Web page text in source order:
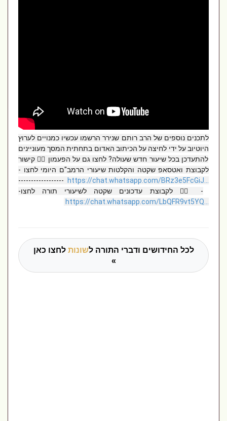
לתכנים נוספים של הרב רותם שנירר הרשמו עכשיו כמנויים לערוץ
היוטיוב על ידי לחיצה על הכיתוב האדום בתחתית המסך מעוניינים
להתעדכן בכל שיעור חדש שעולה? לחצו גם על הפעמון 👈🏻 קישור
לקבוצת ואטסאפ שקטה והקלטות שיעורי הרמב"ם היומי לחצו -
https://chat.whatsapp.com/BRz3e5FcGiJ...
------------------
- 👈🏻 לקבוצת עדכונים שקטה לשיעורי תורה לחצו-
https://chat.whatsapp.com/LbQFR9vt5YQ...
לכל החידושים ודברי התורה לשונותלחצו כאן